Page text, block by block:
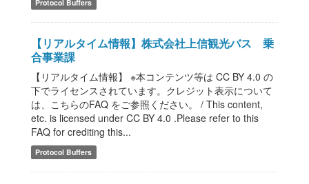
Protocol Buffers
【リアルタイム情報】株式会社上信観光バス 乗
合事業課
【リアルタイム情報】 ※本コンテンツ等は CC BY 4.0 の
下でライセンスされています。クレジット表示について
は、こちらのFAQ をご参照ください。 / This content,
etc. is licensed under CC BY 4.0 .Please refer to this
FAQ for crediting this...
Protocol Buffers